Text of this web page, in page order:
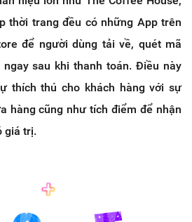
thời trang đều có những App trên
để người dùng tải về, quét mã
sau khi thanh toán. Điều này
thích thú cho khách hàng với sự
hàng cũng như tích điểm để nhận
giá trị.